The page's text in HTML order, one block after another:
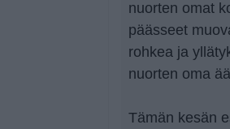
nuorten omat
päässeet
rohkea ja
nuorten oma
Tämän kesän